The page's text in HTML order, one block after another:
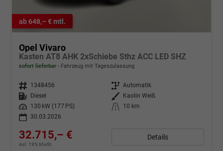
ab 648,– € mtl.
Opel Vivaro
Kasten AT8 AHK 2xSchiebe Sthz ACC LED SHZ
sofort lieferbar Fahrzeug mit Tageszulassung
Fahrzeugnr. 1348456 Getriebe Automatik
Kraftstoff
Diesel Außenfarbe
Kaolin Weiß
Leistung
130 kW (177 PS) Kilometerstand
10 km
30.03.2026
32.715,– €
incl. 19% MwSt.
Details